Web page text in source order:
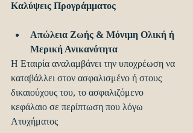
Καλύψεις Προγράμματος
Απώλεια Ζωής & Μόνιμη Ολική ή
Μερική Ανικανότητα
Η Εταιρία αναλαμβάνει την υποχρέωση να
καταβάλλει στον ασφαλισμένο ή στους
δικαιούχους του, το ασφαλιζόμενο
κεφάλαιο σε περίπτωση που λόγω
Ατυχήματος